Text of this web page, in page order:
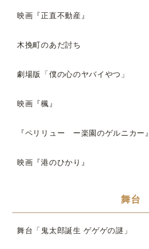
映画『正直不動産』
木挽町のあだ討ち
劇場版「僕の心のヤバイやつ」
映画『楓』
『ペリリュー ー楽園のゲルニカー』
映画『港のひかり』
舞台
舞台「鬼太郎誕生 ゲゲゲの謎」